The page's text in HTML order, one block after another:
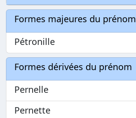
Formes majeures du prénom
Pétronille
Formes dérivées du prénom
Pernelle
Pernette